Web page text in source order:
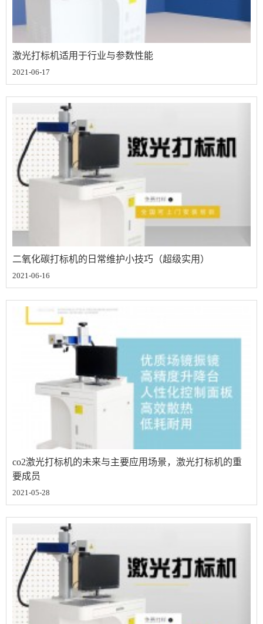
激光打标机适用于行业与参数性能
2021-06-17
二氧化碳打标机的日常维护小技巧（超级实用）
2021-06-16
co2激光打标机的未来与主要应用场景，激光打标机的重
要成员
2021-05-28